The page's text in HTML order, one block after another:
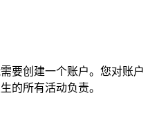
要创建一个账户。您对账户
的所有活动负责。